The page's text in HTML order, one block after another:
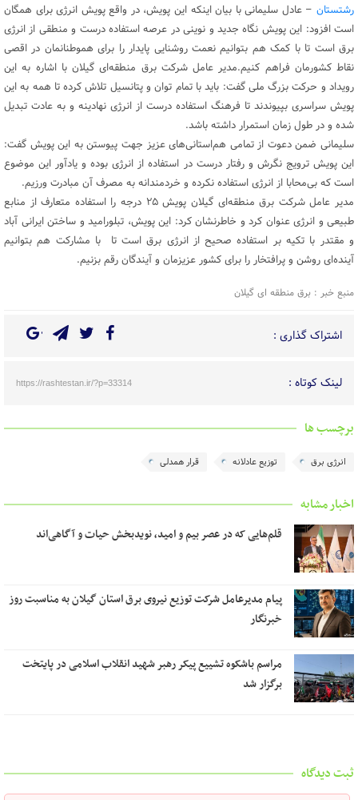
رشتستان – عادل سلیمانی با بیان اینکه این پویش، در واقع پویش انرژی برای همگان
است افزود: این پویش نگاه جدید و نوینی در عرصه استفاده درست و منطقی از انرژی
برق است تا با کمک هم بتوانیم نعمت روشنایی پایدار را برای هموطنانمان در اقصی
نقاط کشورمان فراهم کنیم.مدیر عامل شرکت برق منطقه‌ای گیلان با اشاره به این
رویداد و حرکت بزرگ ملی گفت: باید با تمام توان و پتانسیل تلاش کرده تا همه به این
پویش سراسری بپیوندند تا فرهنگ استفاده درست از انرژی نهادینه و به عادت تبدیل
شده و در طول زمان استمرار داشته ‌باشد.
سلیمانی ضمن دعوت از تمامی هم‌استانی‌های عزیز جهت پیوستن به این پویش گفت:
این پویش ترویج نگرش و رفتار درست در استفاده از انرژی بوده و یادآور این موضوع
است که بی‌محابا از انرژی استفاده نکرده و خردمندانه به مصرف آن مبادرت ورزیم.
مدیر عامل شرکت برق منطقه‌ای گیلان پویش ۲۵ درجه را استفاده متعارف از منابع
طبیعی و انرژی عنوان کرد و خاطرنشان کرد: این پویش، تبلورامید و ساختن ایرانی آباد
و مقتدر با تکیه بر استفاده صحیح از انرژی برق است تا با مشارکت هم بتوانیم
آینده‌ای روشن و پرافتخار را برای کشور عزیزمان و آیندگان رقم بزنیم.
منبع خبر : برق منطقه ای گیلان
اشتراک گذاری :
لینک کوتاه : https://rashtestan.ir/?p=33314
برچسب ها
انرژی برق توزیع عادلانه قرار همدلی
اخبار مشابه
قلم‌هایی که در عصر بیم و امید، نویدبخش حیات و آگاهی‌اند
پیام مدیرعامل شرکت توزیع نیروی برق استان گیلان به مناسبت روز
خبرنگار ‌
مراسم باشکوه تشییع پیکر رهبر شهید انقلاب اسلامی در پایتخت
برگزار شد
ثبت دیدگاه